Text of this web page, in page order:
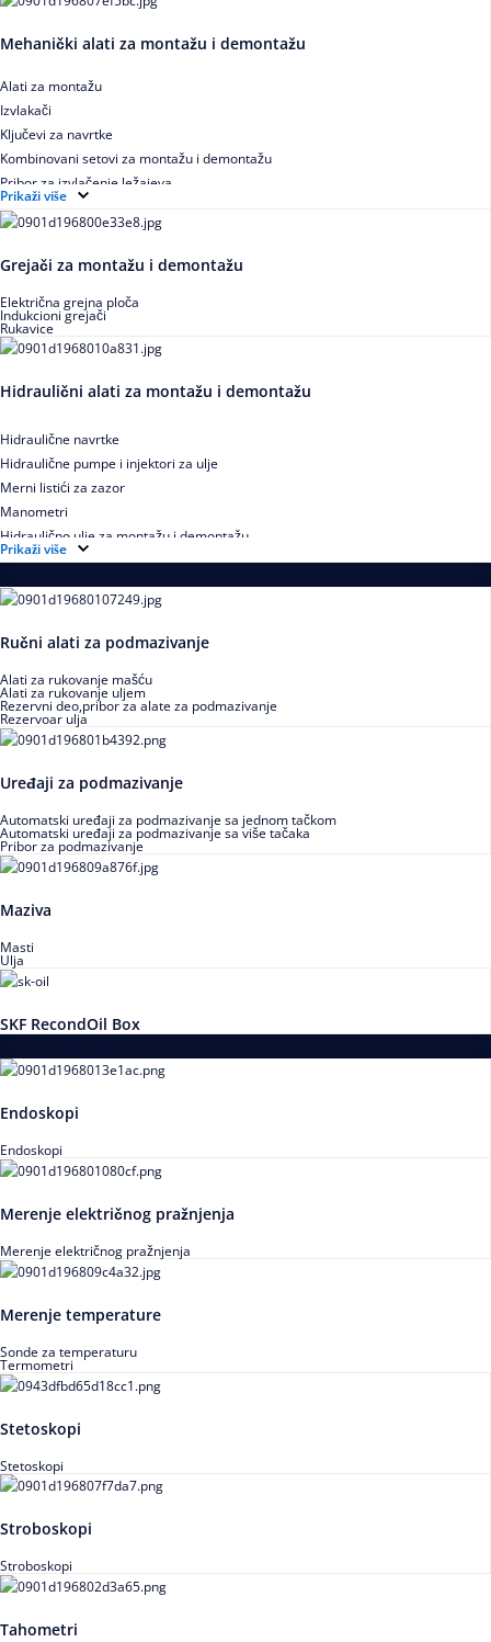
Mehanički alati za montažu i demontažu
Alati za montažu
Izvlakači
Ključevi za navrtke
Kombinovani setovi za montažu i demontažu
Pribor za izvlačenje ležajeva
Prikaži više
Grejači za montažu i demontažu
Električna grejna ploča
Indukcioni grejači
Rukavice
Hidraulični alati za montažu i demontažu
Hidraulične navrtke
Hidraulične pumpe i injektori za ulje
Merni listići za zazor
Manometri
Hidraulično ulje za montažu i demontažu
Prikaži više
Ručni alati za podmazivanje
Alati za rukovanje mašću
Alati za rukovanje uljem
Rezervni deo,pribor za alate za podmazivanje
Rezervoar ulja
Uređaji za podmazivanje
Automatski uređaji za podmazivanje sa jednom tačkom
Automatski uređaji za podmazivanje sa više tačaka
Pribor za podmazivanje
Maziva
Masti
Ulja
SKF RecondOil Box
Endoskopi
Endoskopi
Merenje električnog pražnjenja
Merenje električnog pražnjenja
Merenje temperature
Sonde za temperaturu
Termometri
Stetoskopi
Stetoskopi
Stroboskopi
Stroboskopi
Tahometri